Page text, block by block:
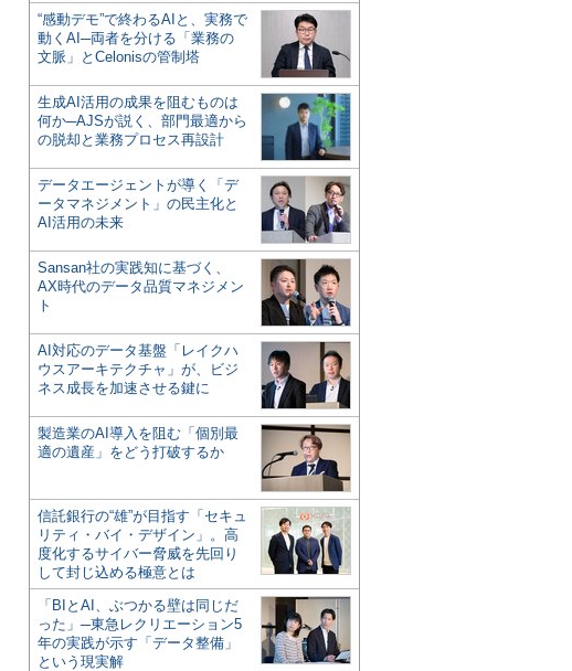
“感動デモ”で終わるAIと、実務で
動くAI─両者を分ける「業務の
文脈」とCelonisの管制塔
生成AI活用の成果を阻むものは
何か─AJSが説く、部門最適から
の脱却と業務プロセス再設計
データエージェントが導く「デ
ータマネジメント」の民主化と
AI活用の未来
Sansan社の実践知に基づく、
AX時代のデータ品質マネジメン
ト
AI対応のデータ基盤「レイクハ
ウスアーキテクチャ」が、ビジ
ネス成長を加速させる鍵に
製造業のAI導入を阻む「個別最
適の遺産」をどう打破するか
信託銀行の“雄”が目指す「セキュ
リティ・バイ・デザイン」。高
度化するサイバー脅威を先回り
して封じ込める極意とは
「BIとAI、ぶつかる壁は同じだ
った」─東急レクリエーション5
年の実践が示す「データ整備」
という現実解